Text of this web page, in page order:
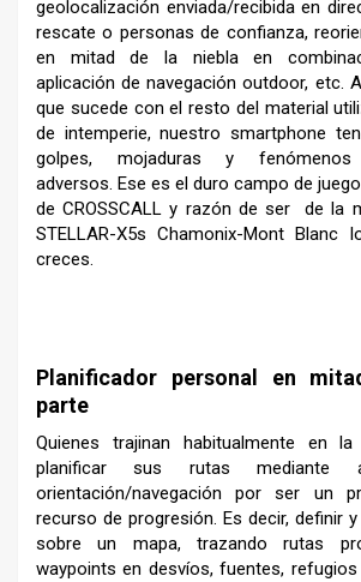
geolocalización enviada/recibida en
rescate o personas de confianza,
en mitad de la niebla en
aplicación de navegación outdoor, etc.
que sucede con el resto del material
de intemperie, nuestro smartphone
golpes, mojaduras y fenómenos
adversos. Ese es el duro campo de
de CROSSCALL y razón de ser de la
STELLAR-X5s Chamonix-Mont Blanc
creces.
Planificador personal en
parte
Quienes trajinan habitualmente en
planificar sus rutas mediante
orientación/navegación por ser un
recurso de progresión. Es decir, definir
sobre un mapa, trazando rutas
waypoints en desvíos, fuentes,